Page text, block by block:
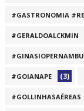
#GASTRONOMIA
#GERALDOALCKMIN
#GOIANAPE (3)
#GOLLINHASAÉREAS